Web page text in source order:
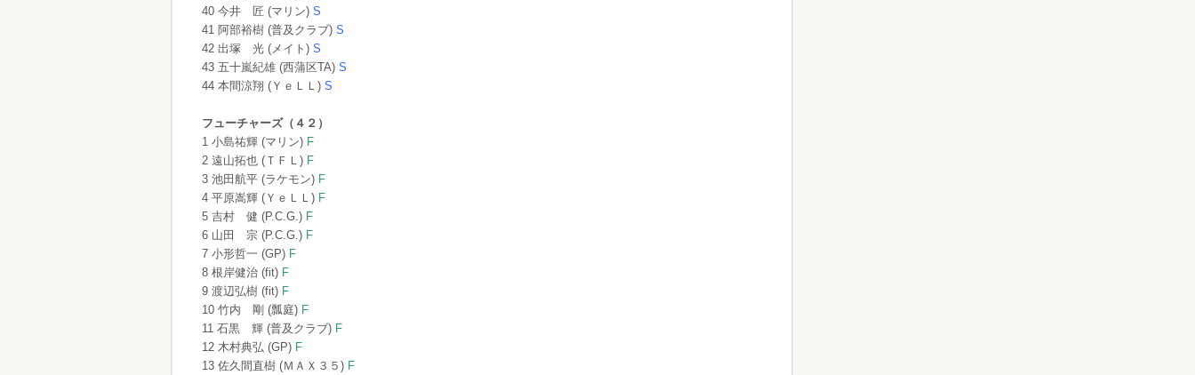
40 今井 匠 (マリン) S
41 阿部裕樹 (普及クラブ) S
42 出塚 光 (メイト) S
43 五十嵐紀雄 (西蒲区TA) S
44 本間涼翔 (ＹｅＬＬ) S
フューチャーズ（４２）
1 小島祐輝 (マリン) F
2 遠山拓也 (ＴＦＬ) F
3 池田航平 (ラケモン) F
4 平原嵩輝 (ＹｅＬＬ) F
5 吉村 健 (P.C.G.) F
6 山田 宗 (P.C.G.) F
7 小形哲一 (GP) F
8 根岸健治 (fit) F
9 渡辺弘樹 (fit) F
10 竹内 剛 (瓢庭) F
11 石黒 輝 (普及クラブ) F
12 木村典弘 (GP) F
13 佐久間直樹 (ＭＡＸ３５) F